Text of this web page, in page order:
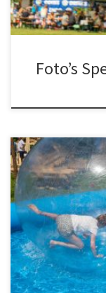
Foto’s
De eerste zomerse
JNBS! Zon, een
veel beter kunnen
zonnebrand &
vrienden die niet
lekkers koud bij […]